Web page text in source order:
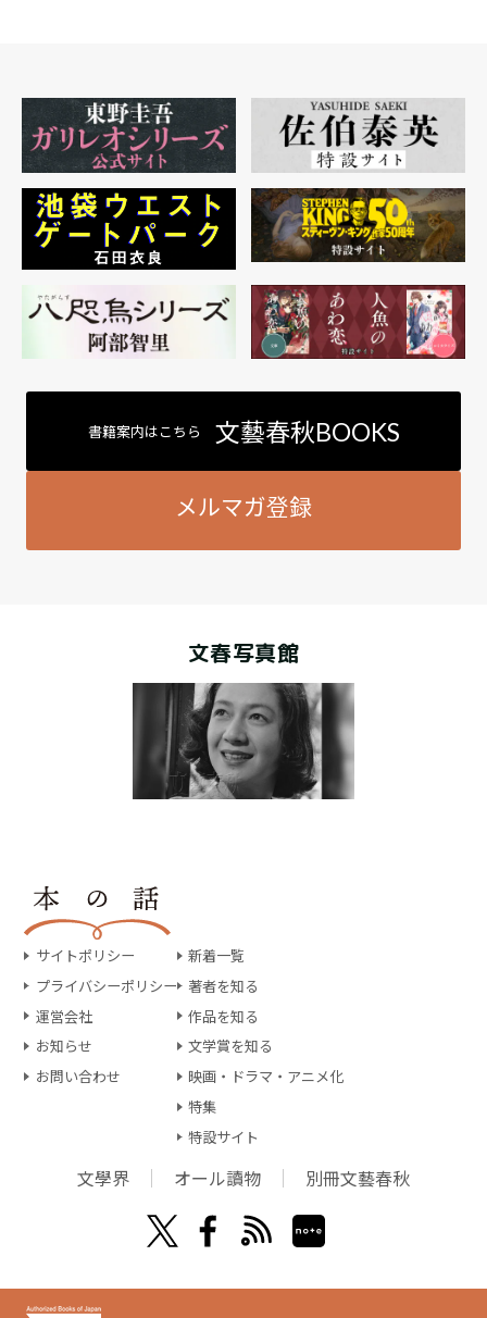
書籍案内はこちら 文藝春秋BOOKS
メルマガ登録
文春写真館
サイトポリシー
プライバシーポリシー
運営会社
お知らせ
お問い合わせ
新着一覧
著者を知る
作品を知る
文学賞を知る
映画・ドラマ・アニメ化
特集
特設サイト
文學界 オール讀物 別冊文藝春秋